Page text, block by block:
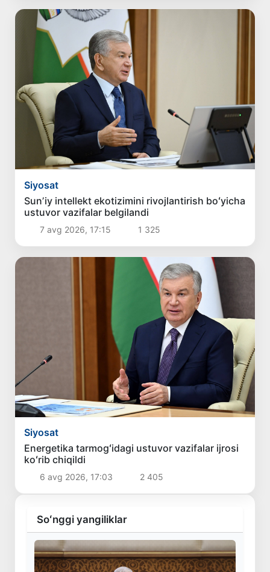
Siyosat
Sunʼiy intellekt ekotizimini rivojlantirish boʻyicha
ustuvor vazifalar belgilandi
7 avg 2026, 17:15 1 325
Siyosat
Energetika tarmogʻidagi ustuvor vazifalar ijrosi
koʻrib chiqildi
6 avg 2026, 17:03 2 405
Soʻnggi yangiliklar